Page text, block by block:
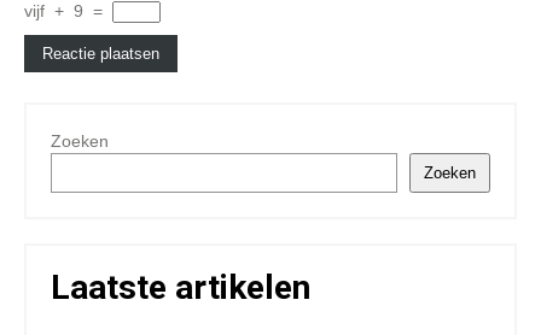
vijf + 9 =
Zoeken
Zoeken
Laatste artikelen